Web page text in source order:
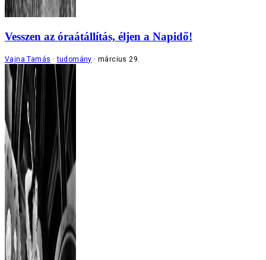
Vesszen az óraátállítás, éljen a Napidő!
Vajna Tamás tudomány március 29.